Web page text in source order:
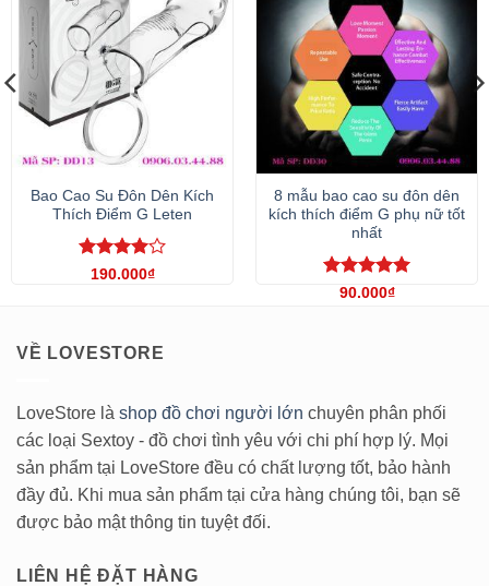
Bao Cao Su Đôn Dên Kích
Thích Điểm G Leten
Được
190.000₫
8 mẫu bao cao su đôn dên
kích thích điểm G phụ nữ tốt
nhất
Được xếp
90.000₫
VỀ LOVESTORE
LoveStore là shop đồ chơi người lớn chuyên phân phối
các loại Sextoy - đồ chơi tình yêu với chi phí hợp lý. Mọi
sản phẩm tại LoveStore đều có chất lượng tốt, bảo hành
đầy đủ. Khi mua sản phẩm tại cửa hàng chúng tôi, bạn sẽ
được bảo mật thông tin tuyệt đối.
LIÊN HỆ ĐẶT HÀNG